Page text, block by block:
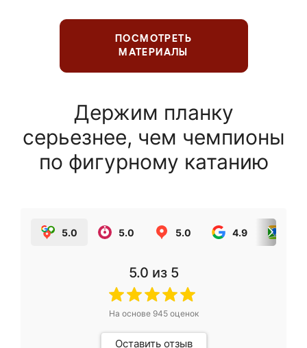
ПОСМОТРЕТЬ
МАТЕРИАЛЫ
Держим планку
серьезнее, чем чемпионы
по фигурному катанию
5.0 5.0 5.0 4.9
5.0 из 5
На основе 945оценок
Оставить отзыв